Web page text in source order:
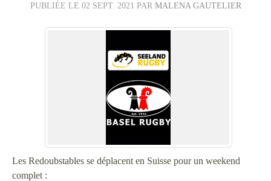
PUBLIÉE LE 02 SEPT. 2021 PAR MALENA GAUTELIER
Les Redoubstables se déplacent en Suisse pour un weekend
complet :